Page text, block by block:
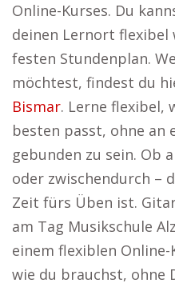
Online-Kurses. Du
deinen Lernort flexibel
festen Stundenplan.
möchtest, findest du
Bismar. Lerne flexibel,
besten passt, ohne an
gebunden zu sein. Ob
oder zwischendurch –
Zeit fürs Üben ist.
am Tag Musikschule
einem flexiblen
wie du brauchst, ohne